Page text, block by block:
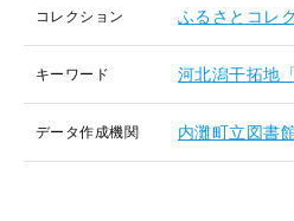
コレクション ふるさとコレ
キーワード 河北潟干拓地
データ作成機関 内灘町立図書